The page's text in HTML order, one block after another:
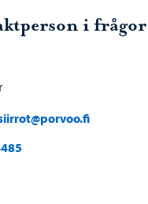
i